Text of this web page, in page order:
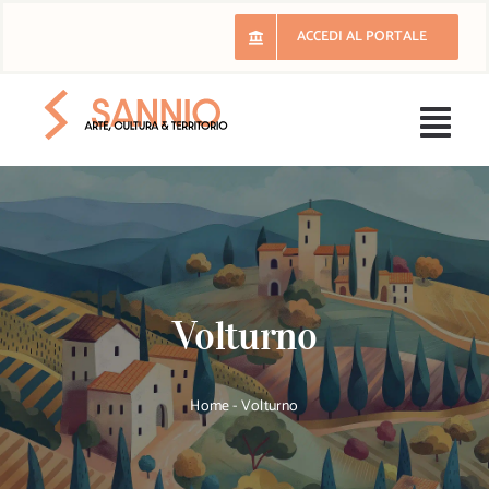
ACCEDI AL PORTALE
Volturno
Home-Volturno